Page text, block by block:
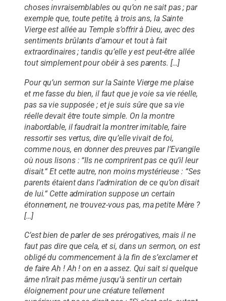
choses invraisemblables ou qu’on ne sait pas ; par
exemple que, toute petite, à trois ans, la Sainte
Vierge est allée au Temple s’offrir à Dieu, avec des
sentiments brûlants d’amour et tout à fait
extraordinaires ; tandis qu’elle y est peut-être allée
tout simplement pour obéir à ses parents. […]
Pour qu’un sermon sur la Sainte Vierge me plaise
et me fasse du bien, il faut que je voie sa vie réelle,
pas sa vie supposée ; et je suis sûre que sa vie
réelle devait être toute simple. On la montre
inabordable, il faudrait la montrer imitable, faire
ressortir ses vertus, dire qu’elle vivait de foi,
comme nous, en donner des preuves par l’Evangile
où nous lisons : “Ils ne comprirent pas ce qu’il leur
disait.“ Et cette autre, non moins mystérieuse : “Ses
parents étaient dans l’admiration de ce qu’on disait
de lui.“ Cette admiration suppose un certain
étonnement, ne trouvez-vous pas, ma petite Mère ?
[…]
C’est bien de parler de ses prérogatives, mais il ne
faut pas dire que cela, et si, dans un sermon, on est
obligé du commencement à la fin de s’exclamer et
de faire Ah ! Ah ! on en a assez. Qui sait si quelque
âme n’irait pas même jusqu’à sentir un certain
éloignement pour une créature tellement